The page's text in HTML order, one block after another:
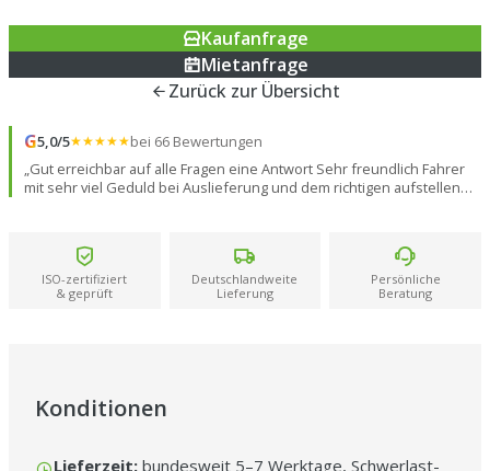
Kaufanfrage
Mietanfrage
Zurück zur Übersicht
G5,0/5★★★★★bei 66 Bewertungen
„Gut erreichbar auf alle Fragen eine Antwort Sehr freundlich Fahrer
mit sehr viel Geduld bei Auslieferung und dem richtigen aufstellen
ISO-zertifiziert
& geprüft
Deutschlandweite
Lieferung
Persönliche
Beratung
Konditionen
Lieferzeit: bundesweit 5–7 Werktage, Schwerlast-